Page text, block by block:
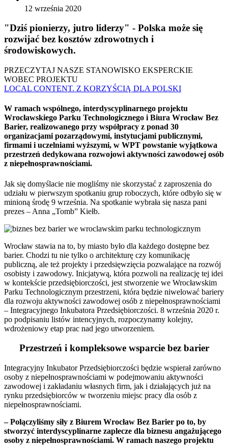
12 września 2020
"Dziś pionierzy, jutro liderzy" - Polska może się
rozwijać bez kosztów zdrowotnych i
środowiskowych.
PRZECZYTAJ NASZE STANOWISKO EKSPERCKIE
WOBEC PROJEKTU
LOCAL CONTENT. Z KORZYŚCIĄ DLA POLSKI
W ramach wspólnego, interdyscyplinarnego projektu
Wrocławskiego Parku Technologicznego i Biura Wrocław Bez
Barier, realizowanego przy współpracy z ponad 30
organizacjami pozarządowymi, instytucjami publicznymi,
firmami i uczelniami wyższymi, w WPT powstanie wyjątkowa
przestrzeń dedykowana rozwojowi aktywności zawodowej osób
z niepełnosprawnościami.
Jak się domyślacie nie mogliśmy nie skorzystać z zaproszenia do
udziału w pierwszym spotkaniu grup roboczych, które odbyło się w
minioną środę 9 września. Na spotkanie wybrała się nasza pani
prezes – Anna „Tomb” Kiełb.
Wrocław stawia na to, by miasto było dla każdego dostępne bez
barier. Chodzi tu nie tylko o architekturę czy komunikację
publiczną, ale też projekty i przedsięwzięcia pozwalające na rozwój
osobisty i zawodowy. Inicjatywą, która pozwoli na realizację tej idei
w kontekście przedsiębiorczości, jest stworzenie we Wrocławskim
Parku Technologicznym przestrzeni, która będzie niwelować bariery
dla rozwoju aktywności zawodowej osób z niepełnosprawnościami
– Integracyjnego Inkubatora Przedsiębiorczości. 8 września 2020 r.
po podpisaniu listów intencyjnych, rozpoczynamy kolejny,
wdrożeniowy etap prac nad jego utworzeniem.
Przestrzeń i kompleksowe wsparcie bez barier
Integracyjny Inkubator Przedsiębiorczości będzie wspierał zarówno
osoby z niepełnosprawnościami w podejmowaniu aktywności
zawodowej i zakładaniu własnych firm, jak i działających już na
rynku przedsiębiorców w tworzeniu miejsc pracy dla osób z
niepełnosprawnościami.
– Połączyliśmy siły z Biurem Wrocław Bez Barier po to, by
stworzyć interdyscyplinarne zaplecze dla biznesu angażującego
osoby z niepełnosprawnościami. W ramach naszego projektu